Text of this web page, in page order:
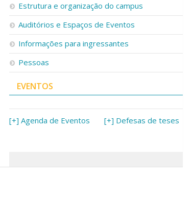
Estrutura e organização do campus
Auditórios e Espaços de Eventos
Informações para ingressantes
Pessoas
EVENTOS
[+] Agenda de Eventos [+] Defesas de teses